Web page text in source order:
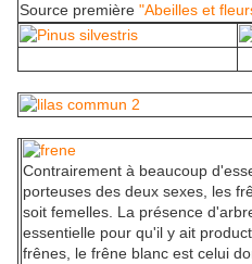
Source première "Abeilles et
Contrairement à beaucoup
porteuses des deux sexes, les
soit femelles. La présence
essentielle pour qu'il y ait
frênes, le frêne blanc est celui